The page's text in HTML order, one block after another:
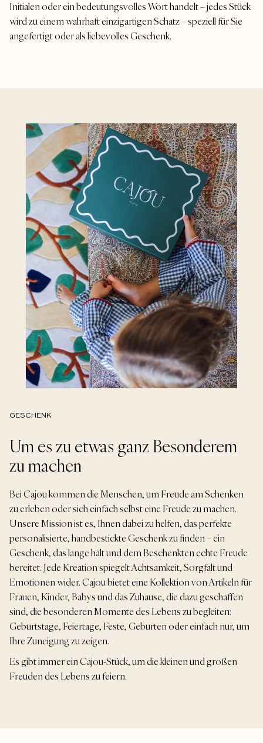
Initialen oder ein bedeutungsvolles Wort handelt – jedes Stück
wird zu einem wahrhaft einzigartigen Schatz – speziell für Sie
angefertigt oder als liebevolles Geschenk.
GESCHENK
Um es zu etwas ganz Besonderem
zu machen
Bei Cajou kommen die Menschen, um Freude am Schenken
zu erleben oder sich einfach selbst eine Freude zu machen.
Unsere Mission ist es, Ihnen dabei zu helfen, das perfekte
personalisierte, handbestickte Geschenk zu finden – ein
Geschenk, das lange hält und dem Beschenkten echte Freude
bereitet. Jede Kreation spiegelt Achtsamkeit, Sorgfalt und
Emotionen wider. Cajou bietet eine Kollektion von Artikeln für
Frauen, Kinder, Babys und das Zuhause, die dazu geschaffen
sind, die besonderen Momente des Lebens zu begleiten:
Geburtstage, Feiertage, Feste, Geburten oder einfach nur, um
Ihre Zuneigung zu zeigen.
Es gibt immer ein Cajou-Stück, um die kleinen und großen
Freuden des Lebens zu feiern.